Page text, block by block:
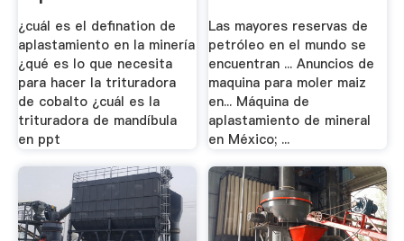
La Minería
¿cuál es el defination de
aplastamiento en la minería
¿qué es lo que necesita
para hacer la trituradora
de cobalto ¿cuál es la
trituradora de mandíbula
en ppt
Las mayores reservas de
petróleo en el mundo se
encuentran ... Anuncios de
maquina para moler maiz
en... Máquina de
aplastamiento de mineral
en México; ...